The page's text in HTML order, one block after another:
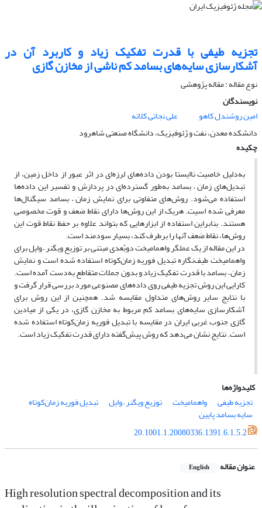
تجزیه طیفی با قدرت تفکیک زیاد و کاربرد آن در
آشکارسازی سایه‌های بسامد‌‌ کم ناشی از مخازن گازی
نوع مقاله : مقاله پژوهشی‌
نویسندگان
امین روشندل کاهو
علی نجاتی کلاته
دانشکده معدن، نفت و ژئوفیزیک، دانشگاه صنعتی شاهرود
چکیده
به‌دلیل خاصیت ناایستا بودن داده‌های لرزه‌ای در اثر عبور از داخل زمین، از
تبدیل‌های زمان – بسامد‌‌ به‌طور گسترده‌ای در پردازش و تفسیر این داده‌ها
استفاده می‌شود. روش‌های متفاوتی برای نمایش زمان – بسامد‌‌ سیگنال‌ها
معرفی شده‌ اسیت. هر‌یک از این روش‌ها دارای نقاط ضعف و قوت مخصوصی
هستند. بنابراین استفاده از ابزارهایی که بتواند علاوه بر حفظ نقاط قوت این
روش‌ها، نقاط ضعف آنها را برطرف کند، بسیار سودمند است.
در این مقاله از یک عملگر واهمامیخت دوبُعدی مبتنی بر توزیع ویگنر – وایل برای
واهمامیخت طیف‌نگاره تبدیل فوریه زمان‌کوتاه استفاده شده است و نمایش
زمان – بسامد‌‌ با قدرت تفکیک زیاد و بدون جملات متقاطع به‌دست آمده است.
کارایی‌‌ این روش تجزیه طیفی روی داده‌های مصنوعی مورد بررسی قرار گرفت و
با نتایج سایر روش‌های متداول مقایسه شد. همچنین از این روش برای
آشکارسازی سایه‌های بسامد‌‌ کم مربوط به مخازن گازی، در یکی از میادین
گازی جنوب غربی ایران در مقایسه با تبدیل فوریه زمان‌کوتاه استفاده شده
است. نتایج نشان می‌دهد که روش پیش‌گفته دارای قدرت تفکیک زیاد است.
کلیدواژه‌ها
تجزیه طیفی
واهمامیخت توزیع ویگنر – وایل تبدیل فوریه زمان‌کوتاه
سایه بسامد‌‌ پایین
20.1001.1.20080336.1391.6.1.5.2
عنوان مقاله English
High resolution spectral decomposition and its